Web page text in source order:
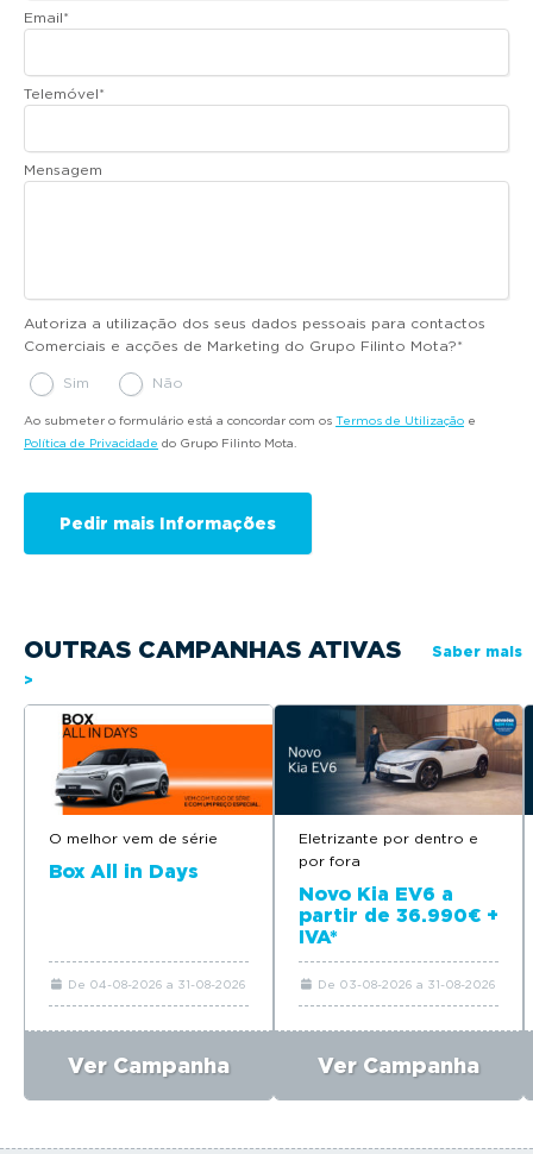
Email*
Telemóvel*
Mensagem
Autoriza a utilização dos seus dados pessoais para contactos
Comerciais e acções de Marketing do Grupo Filinto Mota?*
Sim Não
Ao submeter o formulário está a concordar com os Termos de Utilização e
Política de Privacidade do Grupo Filinto Mota.
OUTRAS CAMPANHAS ATIVAS
Saber mais
>
O melhor vem de série
Box All in Days
De 04-08-2026 a 31-08-2026
Ver Campanha
Eletrizante por dentro e
por fora
Novo Kia EV6 a
partir de 36.990€ +
IVA*
De 03-08-2026 a 31-08-2026
Ver Campanha